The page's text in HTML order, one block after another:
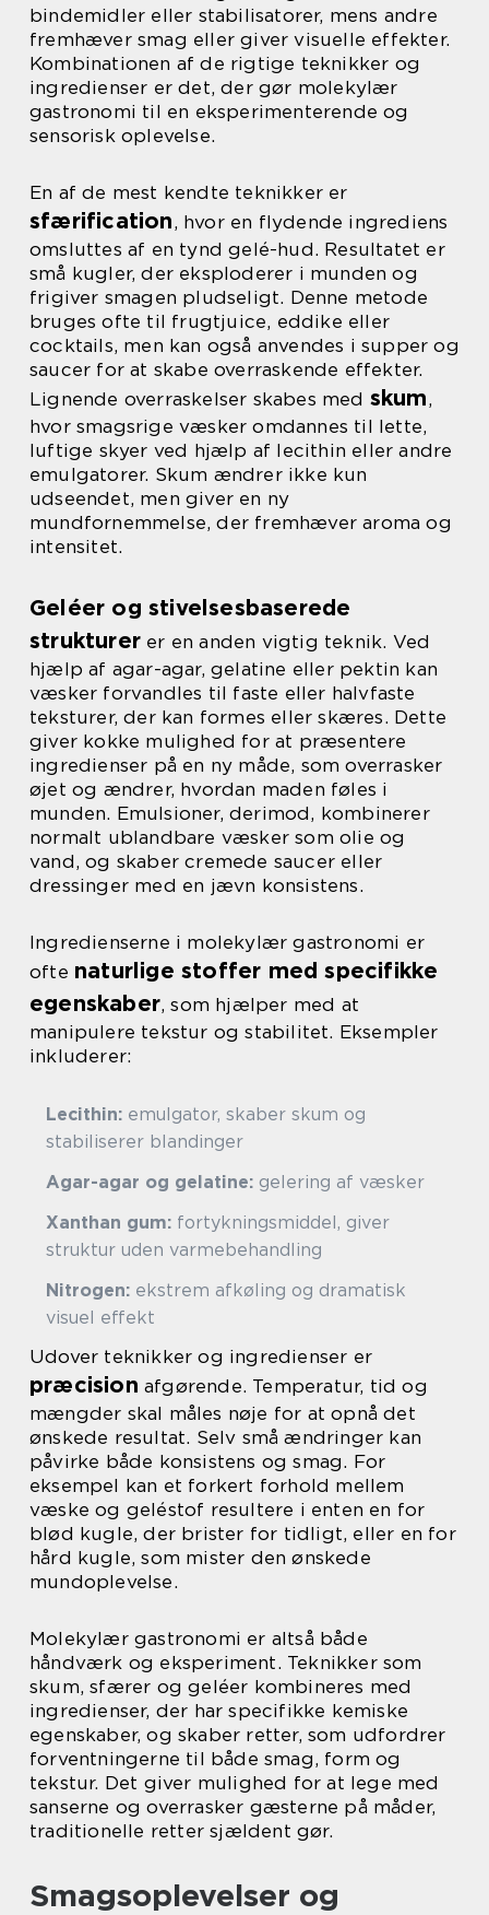
bindemidler eller stabilisatorer, mens andre
fremhæver smag eller giver visuelle effekter.
Kombinationen af de rigtige teknikker og
ingredienser er det, der gør molekylær
gastronomi til en eksperimenterende og
sensorisk oplevelse.
En af de mest kendte teknikker er
sfærification, hvor en flydende ingrediens
omsluttes af en tynd gelé-hud. Resultatet er
små kugler, der eksploderer i munden og
frigiver smagen pludseligt. Denne metode
bruges ofte til frugtjuice, eddike eller
cocktails, men kan også anvendes i supper og
saucer for at skabe overraskende effekter.
Lignende overraskelser skabes med skum,
hvor smagsrige væsker omdannes til lette,
luftige skyer ved hjælp af lecithin eller andre
emulgatorer. Skum ændrer ikke kun
udseendet, men giver en ny
mundfornemmelse, der fremhæver aroma og
intensitet.
Geléer og stivelsesbaserede
strukturer er en anden vigtig teknik. Ved
hjælp af agar-agar, gelatine eller pektin kan
væsker forvandles til faste eller halvfaste
teksturer, der kan formes eller skæres. Dette
giver kokke mulighed for at præsentere
ingredienser på en ny måde, som overrasker
øjet og ændrer, hvordan maden føles i
munden. Emulsioner, derimod, kombinerer
normalt ublandbare væsker som olie og
vand, og skaber cremede saucer eller
dressinger med en jævn konsistens.
Ingredienserne i molekylær gastronomi er
ofte naturlige stoffer med specifikke
egenskaber, som hjælper med at
manipulere tekstur og stabilitet. Eksempler
inkluderer:
Lecithin: emulgator, skaber skum og
stabiliserer blandinger
Agar-agar og gelatine: gelering af væsker
Xanthan gum: fortykningsmiddel, giver
struktur uden varmebehandling
Nitrogen: ekstrem afkøling og dramatisk
visuel effekt
Udover teknikker og ingredienser er
præcision afgørende. Temperatur, tid og
mængder skal måles nøje for at opnå det
ønskede resultat. Selv små ændringer kan
påvirke både konsistens og smag. For
eksempel kan et forkert forhold mellem
væske og geléstof resultere i enten en for
blød kugle, der brister for tidligt, eller en for
hård kugle, som mister den ønskede
mundoplevelse.
Molekylær gastronomi er altså både
håndværk og eksperiment. Teknikker som
skum, sfærer og geléer kombineres med
ingredienser, der har specifikke kemiske
egenskaber, og skaber retter, som udfordrer
forventningerne til både smag, form og
tekstur. Det giver mulighed for at lege med
sanserne og overrasker gæsterne på måder,
traditionelle retter sjældent gør.
Smagsoplevelser og